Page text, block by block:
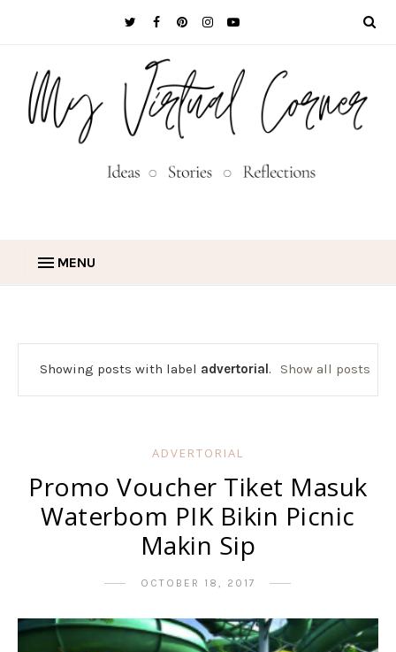
MENU
Showing posts with label advertorial . Show all posts
ADVERTORIAL
Promo Voucher Tiket Masuk
Waterbom PIK Bikin Picnic
Makin Sip
OCTOBER 18, 2017